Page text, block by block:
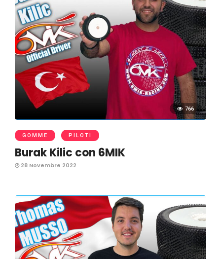
766
GOMME PILOTI
Burak Kilic con 6MIK
28 Novembre 2022